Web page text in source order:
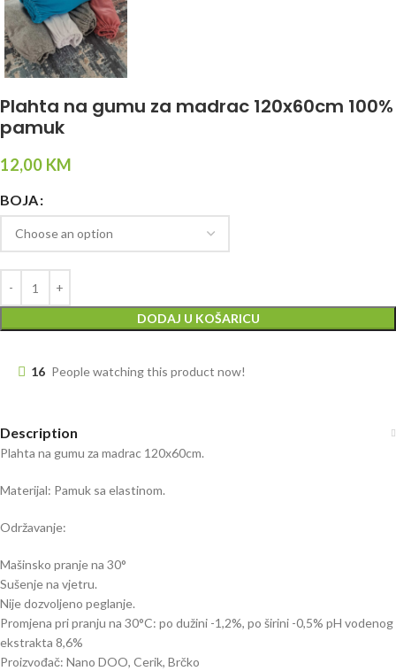
Plahta na gumu za madrac 120x60cm 100%
pamuk
12,00 KM
BOJA
DODAJ U KOŠARICU
16 People watching this product now!
Description
Plahta na gumu za madrac 120x60cm.
Materijal: Pamuk sa elastinom.
Održavanje:
Mašinsko pranje na 30°
Sušenje na vjetru.
Nije dozvoljeno peglanje.
Promjena pri pranju na 30°C: po dužini -1,2%, po širini -0,5% pH vodenog
ekstrakta 8,6%
Proizvođač: Nano DOO, Cerik, Brčko